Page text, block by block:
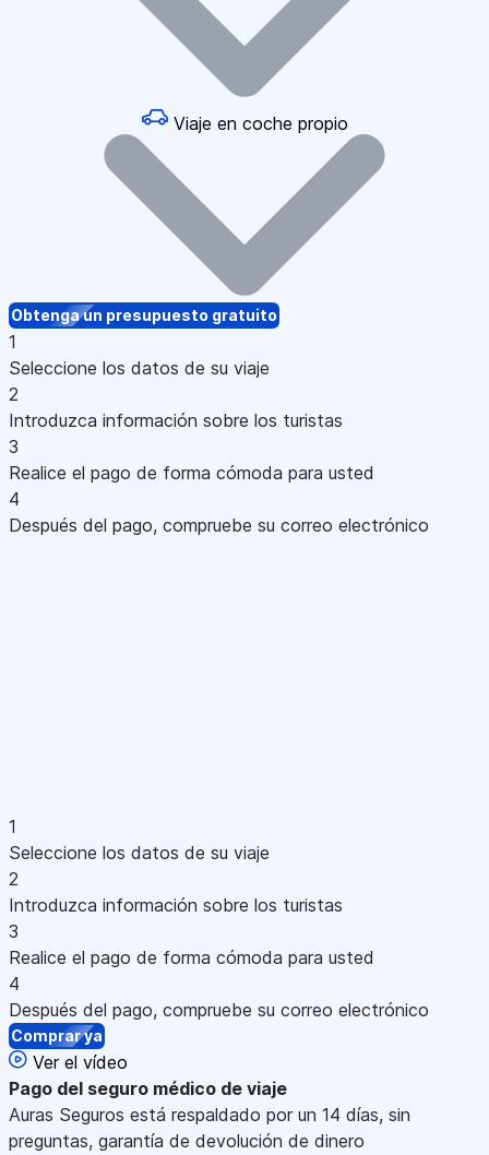
Viaje en coche propio
Obtenga un presupuesto gratuito
1
Seleccione los datos de su viaje
2
Introduzca información sobre los turistas
3
Realice el pago de forma cómoda para usted
4
Después del pago, compruebe su correo electrónico
1
Seleccione los datos de su viaje
2
Introduzca información sobre los turistas
3
Realice el pago de forma cómoda para usted
4
Después del pago, compruebe su correo electrónico
Comprar ya
Ver el vídeo
Pago del seguro médico de viaje
Auras Seguros está respaldado por un 14 días, sin
preguntas, garantía de devolución de dinero